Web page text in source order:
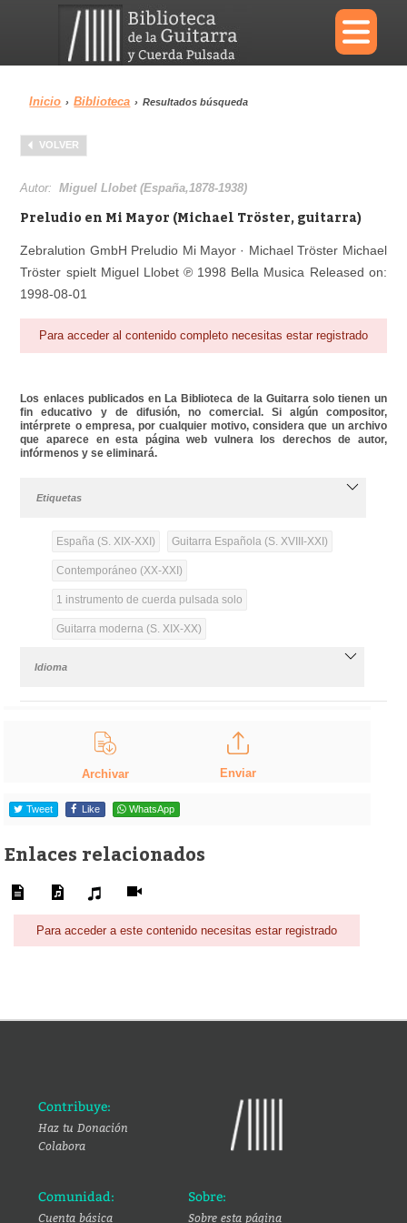
×
Menu
Biblioteca
Área personal Reproductor
Inicio › Biblioteca › Resultados búsqueda
VOLVER
Autor:Miguel Llobet (España,1878-1938)
Preludio en Mi Mayor (Michael Tröster, guitarra)
Zebralution GmbH Preludio Mi Mayor · Michael Tröster Michael
Tröster spielt Miguel Llobet ℗ 1998 Bella Musica Released on:
1998-08-01
Para acceder al contenido completo necesitas estar registrado
Los enlaces publicados en La Biblioteca de la Guitarra solo tienen un
fin educativo y de difusión, no comercial. Si algún compositor,
intérprete o empresa, por cualquier motivo, considera que un archivo
que aparece en esta página web vulnera los derechos de autor,
infórmenos y se eliminará.
Etiquetas
España (S. XIX-XXI) Guitarra Española (S. XVIII-XXI)
Contemporáneo (XX-XXI)
1 instrumento de cuerda pulsada solo
Guitarra moderna (S. XIX-XX)
Idioma
Archivar Enviar
Tweet Like WhatsApp
Enlaces relacionados
Para acceder a este contenido necesitas estar registrado
Contribuye:
Haz tu Donación
Colabora
Comunidad:
Cuenta básica
Sobre:
Sobre esta página